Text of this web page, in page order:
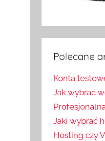
Polecane
Konta
Jak wybrać
Jaki wybrać
Hosting czy